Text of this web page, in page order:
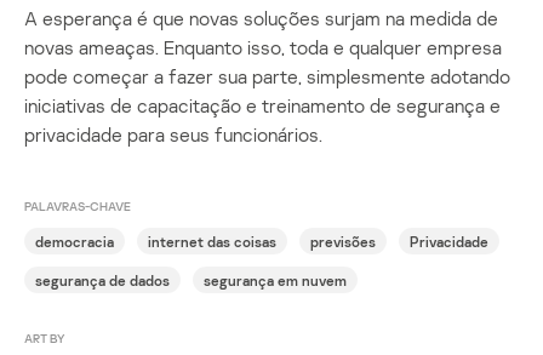
ART BY
A esperança é que novas soluções surjam na medida de
novas ameaças. Enquanto isso, toda e qualquer empresa
pode começar a fazer sua parte, simplesmente adotando
iniciativas de capacitação e treinamento de segurança e
privacidade para seus funcionários.
PALAVRAS-CHAVE
democracia internet das coisas previsões Privacidade
segurança de dados segurança em nuvem